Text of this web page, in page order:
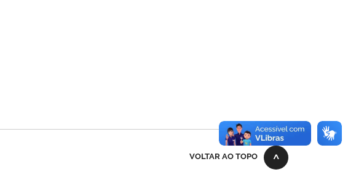
VOLTAR AO TOPO